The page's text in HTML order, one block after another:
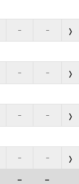
– –
– –
– –
– –
– –